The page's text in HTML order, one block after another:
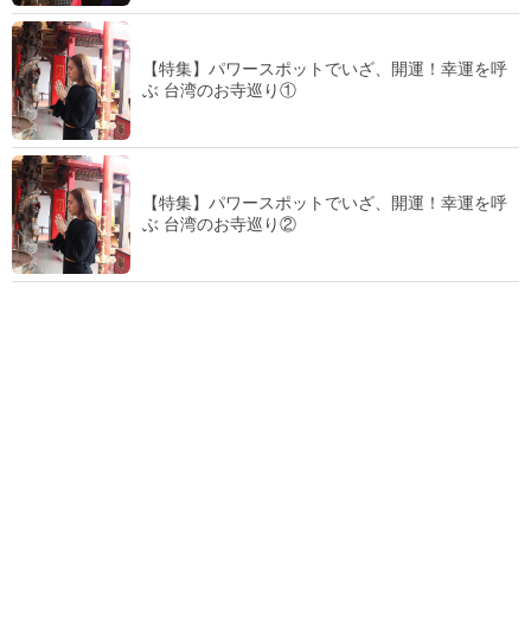
【特集】パワースポットでいざ、開運！幸運を呼
ぶ 台湾のお寺巡り①
【特集】パワースポットでいざ、開運！幸運を呼
ぶ 台湾のお寺巡り②